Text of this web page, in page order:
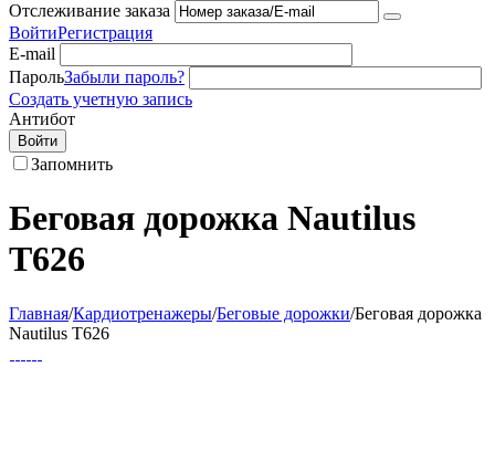
Отслеживание заказа
ВойтиРегистрация
E-mail
ПарольЗабыли пароль?
Создать учетную запись
Антибот
Войти
Запомнить
Беговая дорожка Nautilus
T626
Главная/Кардиотренажеры/Беговые дорожки/Беговая дорожка
Nautilus T626